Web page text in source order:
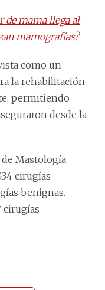
de mama llega al
mamografías?
como un
la rehabilitación
permitiendo
desde la
de Mastología
cirugías
benignas.
cirugías